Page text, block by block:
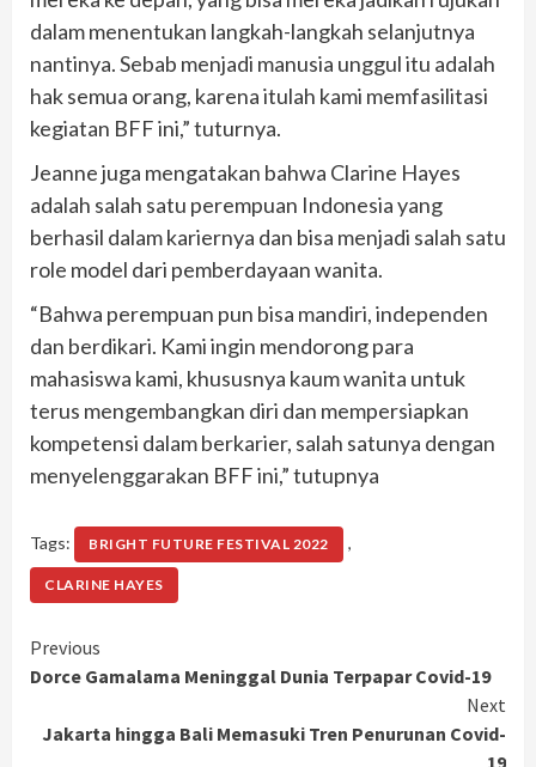
dalam menentukan langkah-langkah selanjutnya
nantinya. Sebab menjadi manusia unggul itu adalah
hak semua orang, karena itulah kami memfasilitasi
kegiatan BFF ini,” tuturnya.
Jeanne juga mengatakan bahwa Clarine Hayes
adalah salah satu perempuan Indonesia yang
berhasil dalam kariernya dan bisa menjadi salah satu
role model dari pemberdayaan wanita.
“Bahwa perempuan pun bisa mandiri, independen
dan berdikari. Kami ingin mendorong para
mahasiswa kami, khususnya kaum wanita untuk
terus mengembangkan diri dan mempersiapkan
kompetensi dalam berkarier, salah satunya dengan
menyelenggarakan BFF ini,” tutupnya
Tags: BRIGHT FUTURE FESTIVAL 2022 ,
CLARINE HAYES
Continue
Reading
Previous
Dorce Gamalama Meninggal Dunia Terpapar Covid-19
Next
Jakarta hingga Bali Memasuki Tren Penurunan Covid-
19